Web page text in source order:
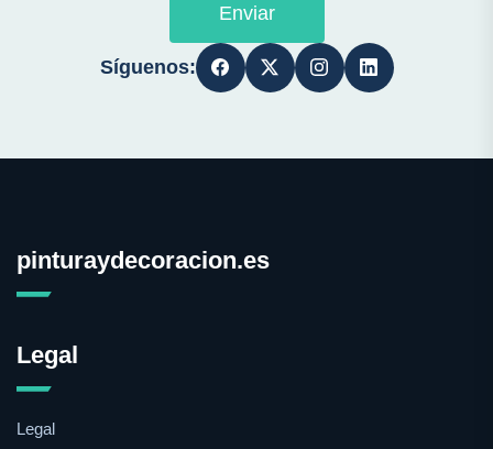
Enviar
Síguenos:
pinturaydecoracion.es
Legal
Legal